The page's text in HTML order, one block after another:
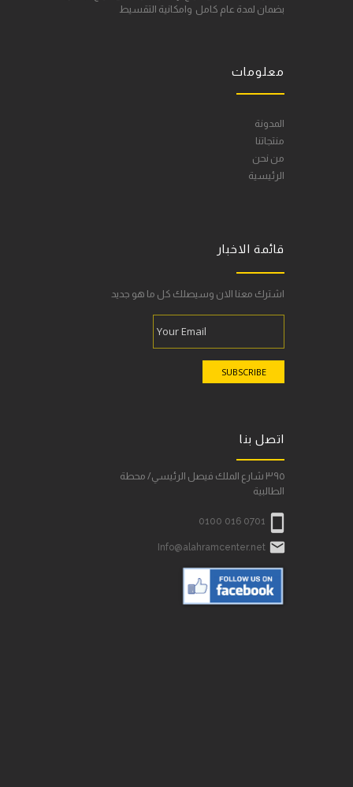
بضمان لمدة عام كامل وامكانية التقسيط
معلومات
المدونة
منتجاتنا
من نحن
الرئيسية
قائمة الاخبار
اشترك معنا الان وسيصلك كل ما هو جديد
اتصل بنا
٣٩٥ شارع الملك فيصل الرئيسي/ محطة
الطالبية
0100 016 0701
Info@alahramcenter.net

